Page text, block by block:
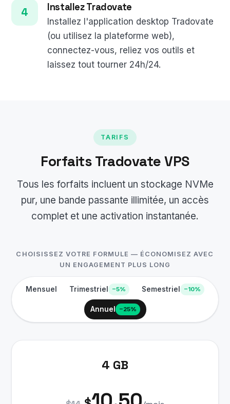
Installez Tradovate
Installez l'application desktop Tradovate
(ou utilisez la plateforme web),
connectez-vous, reliez vos outils et
laissez tout tourner 24h/24.
TARIFS
Forfaits Tradovate VPS
Tous les forfaits incluent un stockage NVMe
pur, une bande passante illimitée, un accès
complet et une activation instantanée.
CHOISISSEZ VOTRE FORMULE — ÉCONOMISEZ AVEC
UN ENGAGEMENT PLUS LONG
Mensuel Trimestriel −5% Semestriel −10%
Annuel −25%
4 GB